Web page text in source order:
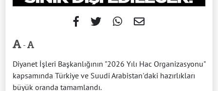
-
Diyanet İşleri Başkanlığının "2026 Yılı Hac Organizasyonu"
kapsamında Türkiye ve Suudi Arabistan'daki hazırlıkları
büyük oranda tamamlandı.